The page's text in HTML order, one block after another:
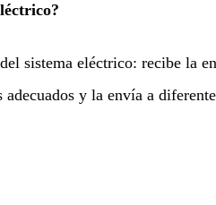
sistema eléctrico: recibe la
y la envía a